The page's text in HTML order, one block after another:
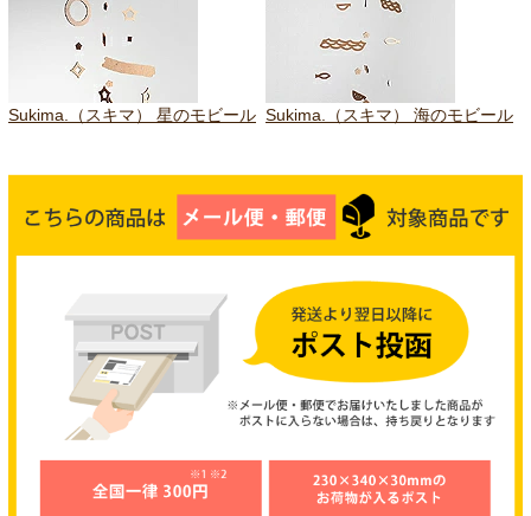
Sukima.（スキマ） 星のモビール Sukima.（スキマ） 海のモビール